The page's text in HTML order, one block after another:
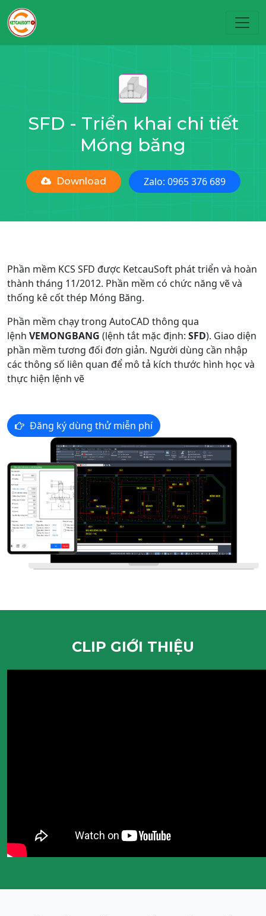
SFD - Triển khai chi tiết
Móng băng
Download Zalo: 0965 376 689
Phần mềm KCS SFD được KetcauSoft phát triển và hoàn
thành tháng 11/2012. Phần mềm có chức năng vẽ và
thống kê cốt thép Móng Băng.
Phần mềm chạy trong AutoCAD thông qua
lệnh VEMONGBANG (lệnh tắt mặc định: SFD). Giao diện
phần mềm tương đối đơn giản. Người dùng cần nhập
các thông số liên quan để mô tả kích thước hình học và
thực hiện lệnh vẽ
Đăng ký dùng thử miễn phí
CLIP GIỚI THIỆU